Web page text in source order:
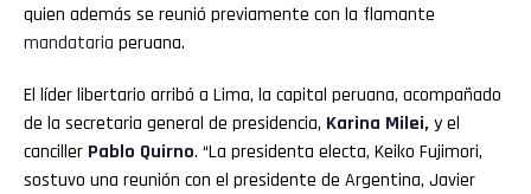
quien además se reunió previamente con la flamante
mandataria peruana.
El líder libertario arribó a Lima, la capital peruana, acompañado
de la secretaria general de presidencia, Karina Milei, y el
canciller Pablo Quirno. “La presidenta electa, Keiko Fujimori,
sostuvo una reunión con el presidente de Argentina, Javier